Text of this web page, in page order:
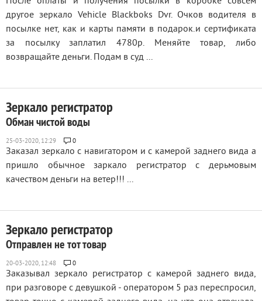
другое зеркало Vehicle Blackboks Dvr. Очков водителя в
посылке нет, как и карты памяти в подарок.и сертификата
за посылку заплатил 4780р. Меняйте товар, либо
возвращайте деньги. Подам в суд ...
Зеркало регистратор
Обман чистой воды
0
Заказал зеркало с навигатором и с камерой заднего вида а
пришло обычное заркало регистратор с дерьмовым
качеством деньги на ветер!!! ...
Зеркало регистратор
Отправлен не тот товар
0
Заказывал зеркало регистратор с камерой заднего вида,
при разговоре с девушкой - оператором 5 раз переспросил,